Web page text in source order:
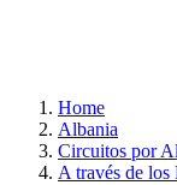
Home
Albania
Circuitos por
A través de los